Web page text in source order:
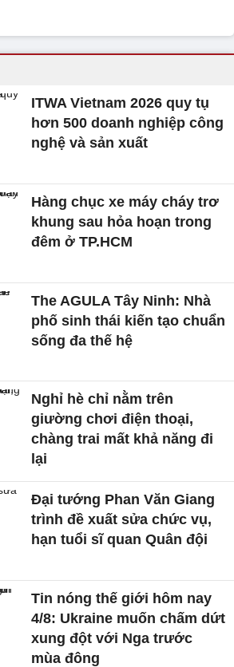
ITWA Vietnam 2026 quy tụ
hơn 500 doanh nghiệp công
nghệ và sản xuất
Hàng chục xe máy cháy trơ
khung sau hỏa hoạn trong
đêm ở TP.HCM
The AGULA Tây Ninh: Nhà
phố sinh thái kiến tạo chuẩn
sống đa thế hệ
Nghỉ hè chỉ nằm trên
giường chơi điện thoại,
chàng trai mất khả năng đi
lại
Đại tướng Phan Văn Giang
trình đề xuất sửa chức vụ,
hạn tuổi sĩ quan Quân đội
Tin nóng thế giới hôm nay
4/8: Ukraine muốn chấm dứt
xung đột với Nga trước
mùa đông